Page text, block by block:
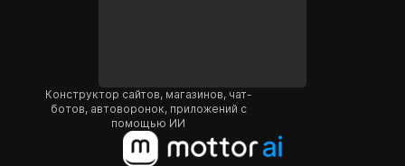
Поделиться идеей
Конструктор сайтов, магазинов, чат-
ботов, автоворонок, приложений с
помощью ИИ